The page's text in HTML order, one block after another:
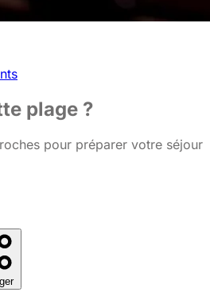
plage ?
pour préparer votre séjour